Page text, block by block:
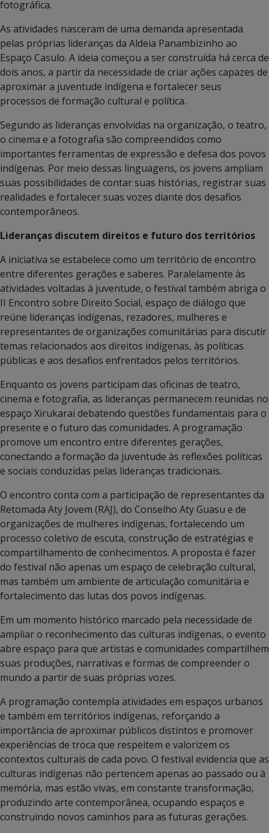
fotográfica.
As atividades nasceram de uma demanda apresentada
pelas próprias lideranças da Aldeia Panambizinho ao
Espaço Casulo. A ideia começou a ser construída há cerca de
dois anos, a partir da necessidade de criar ações capazes de
aproximar a juventude indígena e fortalecer seus
processos de formação cultural e política.
Segundo as lideranças envolvidas na organização, o teatro,
o cinema e a fotografia são compreendidos como
importantes ferramentas de expressão e defesa dos povos
indígenas. Por meio dessas linguagens, os jovens ampliam
suas possibilidades de contar suas histórias, registrar suas
realidades e fortalecer suas vozes diante dos desafios
contemporâneos.
Lideranças discutem direitos e futuro dos territórios
A iniciativa se estabelece como um território de encontro
entre diferentes gerações e saberes. Paralelamente às
atividades voltadas à juventude, o festival também abriga o
II Encontro sobre Direito Social, espaço de diálogo que
reúne lideranças indígenas, rezadores, mulheres e
representantes de organizações comunitárias para discutir
temas relacionados aos direitos indígenas, às políticas
públicas e aos desafios enfrentados pelos territórios.
Enquanto os jovens participam das oficinas de teatro,
cinema e fotografia, as lideranças permanecem reunidas no
espaço Xirukarai debatendo questões fundamentais para o
presente e o futuro das comunidades. A programação
promove um encontro entre diferentes gerações,
conectando a formação da juventude às reflexões políticas
e sociais conduzidas pelas lideranças tradicionais.
O encontro conta com a participação de representantes da
Retomada Aty Jovem (RAJ), do Conselho Aty Guasu e de
organizações de mulheres indígenas, fortalecendo um
processo coletivo de escuta, construção de estratégias e
compartilhamento de conhecimentos. A proposta é fazer
do festival não apenas um espaço de celebração cultural,
mas também um ambiente de articulação comunitária e
fortalecimento das lutas dos povos indígenas.
Em um momento histórico marcado pela necessidade de
ampliar o reconhecimento das culturas indígenas, o evento
abre espaço para que artistas e comunidades compartilhem
suas produções, narrativas e formas de compreender o
mundo a partir de suas próprias vozes.
A programação contempla atividades em espaços urbanos
e também em territórios indígenas, reforçando a
importância de aproximar públicos distintos e promover
experiências de troca que respeitem e valorizem os
contextos culturais de cada povo. O festival evidencia que as
culturas indígenas não pertencem apenas ao passado ou à
memória, mas estão vivas, em constante transformação,
produzindo arte contemporânea, ocupando espaços e
construindo novos caminhos para as futuras gerações.